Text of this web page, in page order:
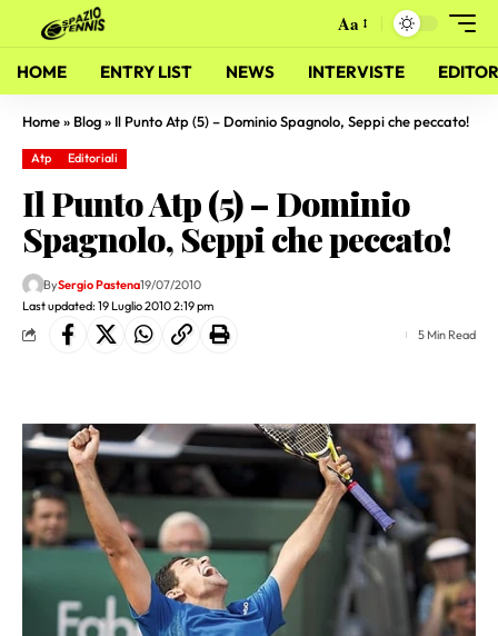
Aa
HOME ENTRY LIST NEWS INTERVISTE
Home» Blog» Il Punto Atp (5) – Dominio Spagnolo, Seppi che peccato!
Atp Editoriali
Il Punto Atp (5) – Dominio
Spagnolo, Seppi che peccato!
Last updated: 19 Luglio 2010 2:19 pm
BySergio Pastena19/07/2010
5 Min Read